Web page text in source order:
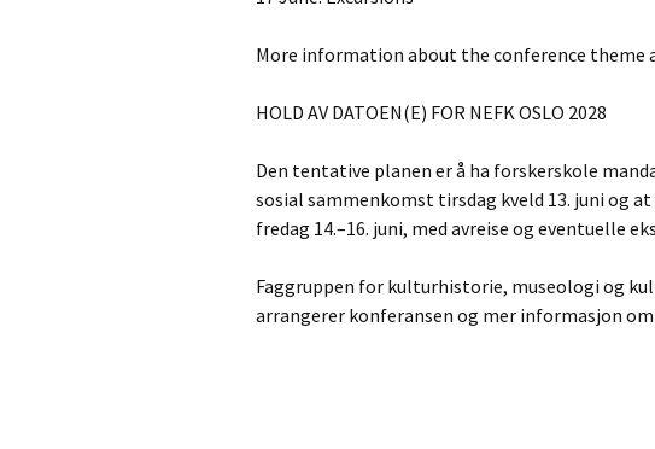
More information about the conference theme
HOLD AV DATOEN(E) FOR NEFK OSLO 2028
Den tentative planen er å ha forskerskole
sosial sammenkomst tirsdag kveld 13. juni og
fredag 14.–16. juni, med avreise og eventuelle
Faggruppen for kulturhistorie, museologi og
arrangerer konferansen og mer informasjon